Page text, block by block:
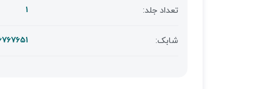
تعداد جلد: 1
شابک: